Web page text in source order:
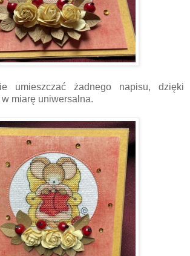
umieszczać żadnego napisu, dzięki
miarę uniwersalna.